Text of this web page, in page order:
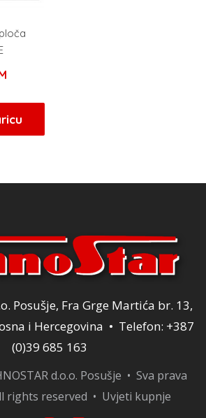
Posušje, Fra Grge Martića br. 13,
i Hercegovina • Telefon: +387
(0)39 685 163
d.o.o. Posušje • Sva prava
rights reserved • Uvjeti kupnje